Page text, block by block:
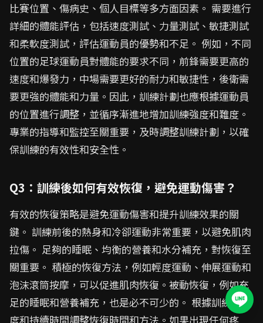
比賽位置、傷病史、個人目標等多方面因素。 需要進行
詳細的體能評估，包括速度測試、力量測試、敏捷測試
和柔軟度測試，評估運動員的優勢和不足。 例如，不同
位置的足球運動員對體能的要求不同，前鋒需要更高的
速度和爆發力，中場需要更好的耐力和敏捷性，後衛需
要更強的體能和力量。因此，訓練計劃也應根據運動員
的位置進行調整，並循序漸進地增加訓練強度和難度。
專業的指導和監控至關重要，及時調整訓練計劃，以確
保訓練的有效性和安全性。
Q3：訓練後如何有效恢復，避免運動傷害？
有效的恢復策略是避免運動傷害和提升訓練效果的關
鍵。 訓練前後的熱身和冷卻運動非常重要，以避免肌肉
拉傷。 足夠的睡眠、均衡的營養和水分補充，對恢復至
關重要。 積極的恢復方法，例如輕度運動、伸展運動和
泡沫滾筒按摩，可以促進肌肉恢復。被動恢復，例如充
足的睡眠和營養補充，也是必不可少的。 根據訓練的強
度和持續時間調整恢復時間和方法。如果出現任何疼